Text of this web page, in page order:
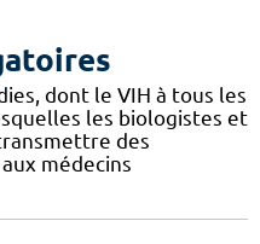
dont le VIH à tous les
les biologistes et
des
médecins